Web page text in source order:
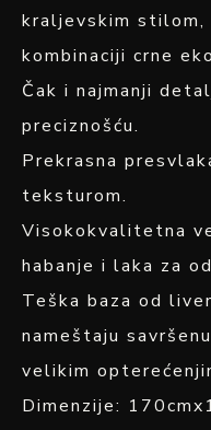
kraljevskim stilom,
kombinaciji crne
Čak i najmanji
preciznošću.
Prekrasna
teksturom.
Visokokvalitetna
habanje i laka za
Teška baza od
nameštaju
velikim
Dimenzije: